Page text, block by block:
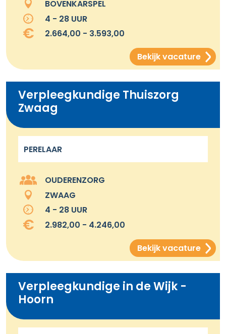
BOVENKARSPEL
4 - 28 UUR
2.664,00 - 3.593,00
Bekijk vacature
Verpleegkundige Thuiszorg
Zwaag
PERELAAR
OUDERENZORG
ZWAAG
4 - 28 UUR
2.982,00 - 4.246,00
Bekijk vacature
Verpleegkundige in de Wijk -
Hoorn